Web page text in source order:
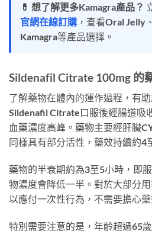
💊 想了解更多Kamagra產品？
官網在線訂購 ，查看Oral Jelly
Kamagra等產品選擇。
Sildenafil Citrate 100mg 的
了解藥物在體內的運作過程，有
Sildenafil Citrate口服後經腸道吸
血藥濃度高峰。藥物主要經肝臟
同樣具有部分活性，藥效持續約4
藥物的半衰期約為3至5小時，即
物濃度會降低一半。對於大部分
以應付一次性行為，不需要擔心
特別需要注意的是，年齡超過65